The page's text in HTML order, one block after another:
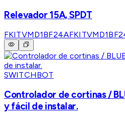
Relevador 15A, SPDT
FKITVMD1BF24A
SWITCHBOT
Controlador de cortinas /
y fácil de instalar.